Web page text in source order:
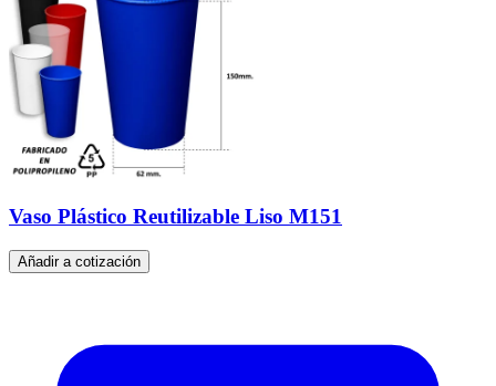
Vaso Plástico Reutilizable Liso M151
Añadir a cotización